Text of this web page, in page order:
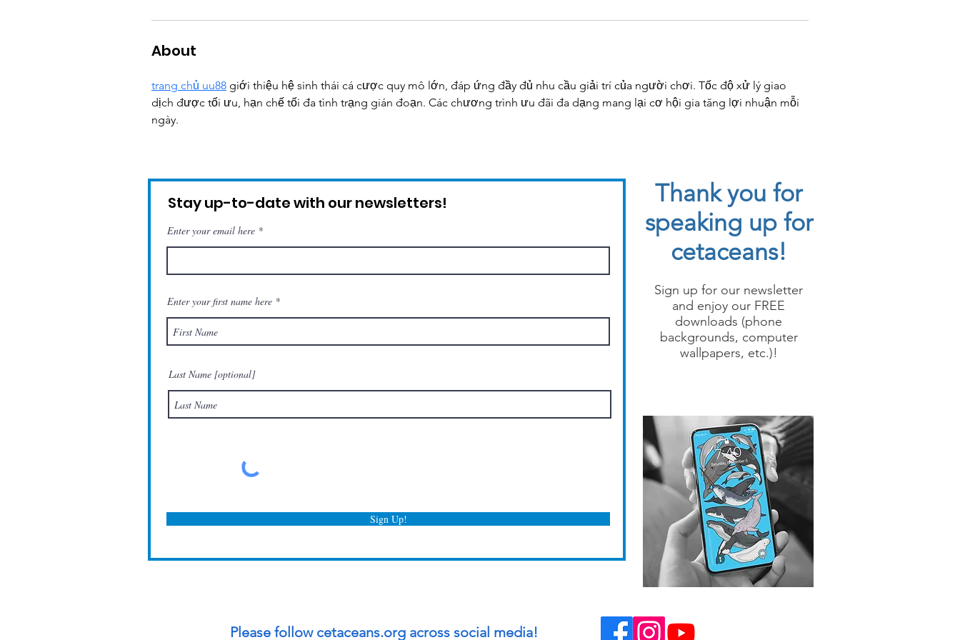
About
trang chủ uu88 giới thiệu hệ sinh thái cá cược quy mô lớn, đáp ứng đầy đủ nhu cầu giải trí của người chơi. Tốc độ xử lý giao
dịch được tối ưu, hạn chế tối đa tình trạng gián đoạn. Các chương trình ưu đãi đa dạng mang lại cơ hội gia tăng lợi nhuận mỗi
ngày.
Stay up-to-date with our newsletters!
Enter your email here
Enter your first name here
Last Name [optional]
Sign Up!
Thank you for
speaking up for
cetaceans!
Sign up for our newsletter
and enjoy our FREE
downloads (phone
backgrounds, computer
wallpapers, etc.)!
Please follow cetaceans.org across social media!